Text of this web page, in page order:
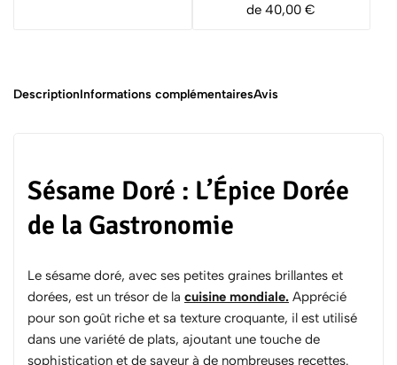
de 40,00 €
DescriptionInformations complémentairesAvis
Sésame Doré : L’Épice Dorée
de la Gastronomie
Le sésame doré, avec ses petites graines brillantes et
dorées, est un trésor de la cuisine mondiale. Apprécié
pour son goût riche et sa texture croquante, il est utilisé
dans une variété de plats, ajoutant une touche de
sophistication et de saveur à de nombreuses recettes.